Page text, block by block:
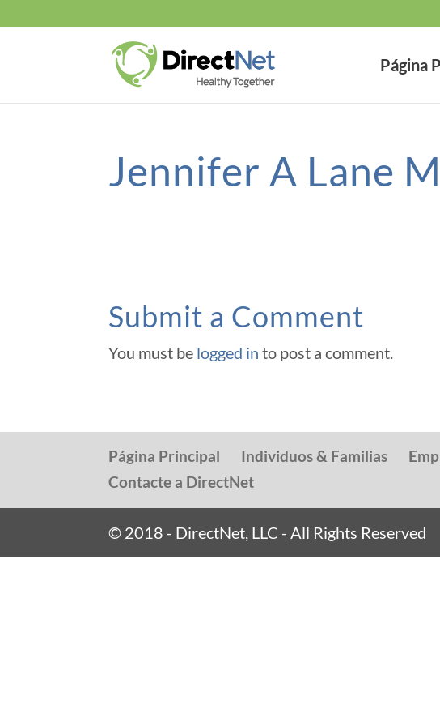
Página
Jennifer A Lane
Submit a Comment
You must be logged in to post a comment.
Página Principal Individuos & Familias
Contacte a DirectNet
© 2018 - DirectNet, LLC - All Rights Reserved